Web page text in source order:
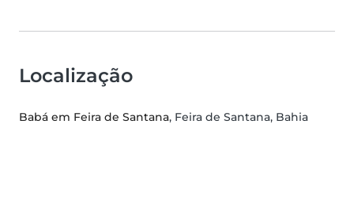
Localização
Babá em Feira de Santana, Feira de Santana, Bahia